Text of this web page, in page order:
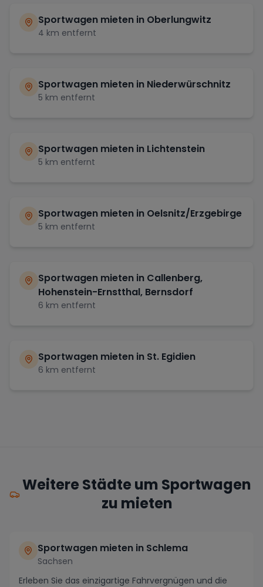
Sportwagen mieten in Oberlungwitz
4 km entfernt
Sportwagen mieten in Niederwürschnitz
5 km entfernt
Sportwagen mieten in Lichtenstein
5 km entfernt
Sportwagen mieten in Oelsnitz/Erzgebirge
5 km entfernt
Sportwagen mieten in Callenberg,
Hohenstein-Ernstthal, Bernsdorf
6 km entfernt
Sportwagen mieten in St. Egidien
6 km entfernt
Weitere Städte um Sportwagen
zu mieten
Sportwagen mieten in Schlema
Sachsen
Erleben Sie das einzigartige Fahrvergnügen und die